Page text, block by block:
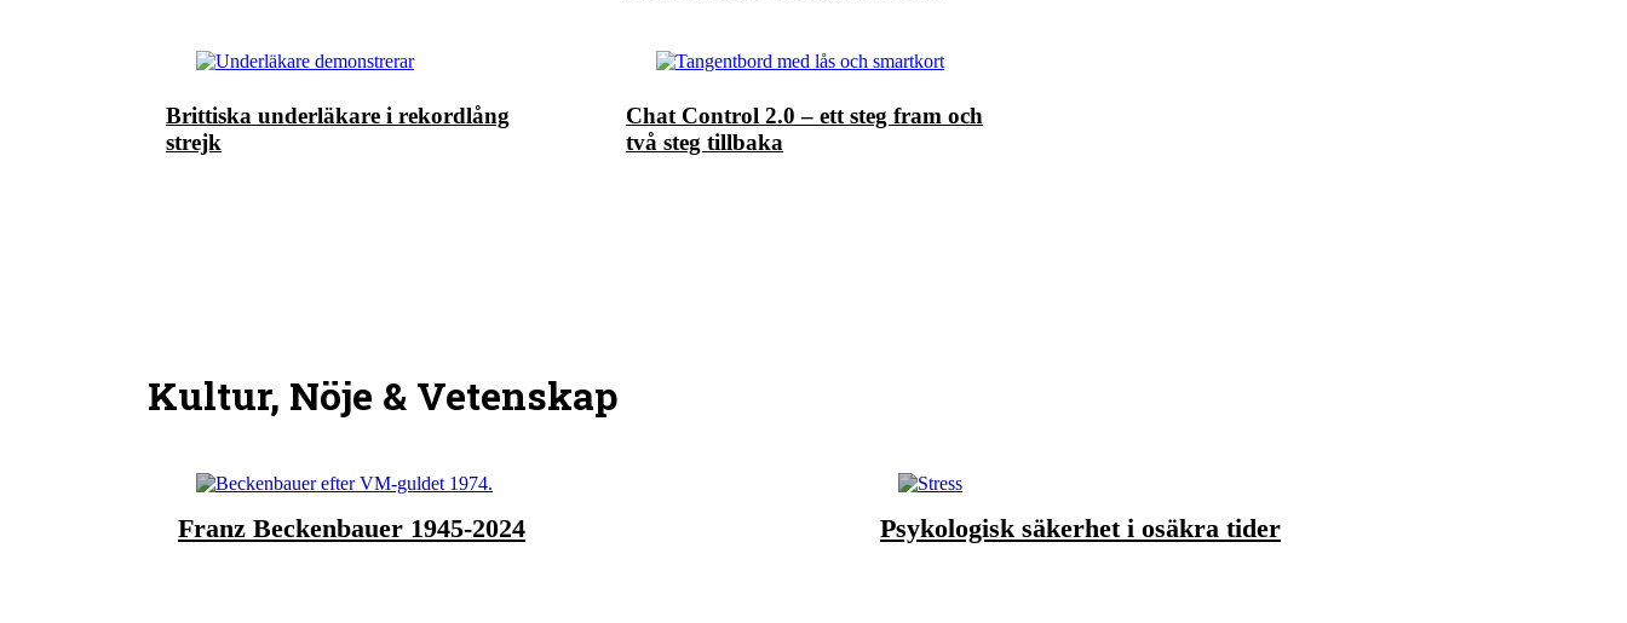
Brittiska underläkare i rekordlång
strejk
Chat Control 2.0 – ett steg fram och
två steg tillbaka
Kultur, Nöje & Vetenskap
Franz Beckenbauer 1945-2024 Psykologisk säkerhet i osäkra tider